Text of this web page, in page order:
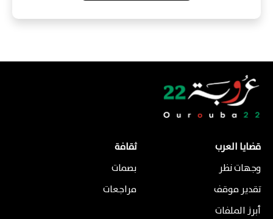
قضايا العرب
وجهات نظر
تقدير موقف
أبرز الملفات
ثقافة
بصمات
مراجعات